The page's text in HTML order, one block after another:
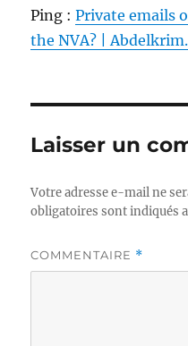
Ping :Private emails
the NVA? |
Laisser un
Votre adresse e-mail ne
obligatoires sont indiqués
COMMENTAIRE *